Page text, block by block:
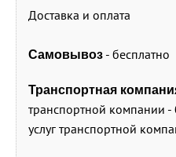
Доставка и оплата
Самовывоз - бесплатно
Транспортная
транспортной компании -
услуг транспортной